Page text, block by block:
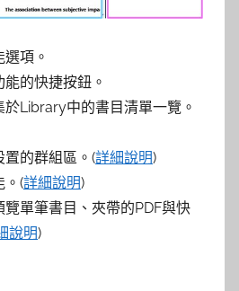
選項。
能的快捷按鈕。
於Library中的書目清單一覽。
置的群組區。(詳細說明)
。(詳細說明)
覽單筆書目、夾帶的PDF與快
說明)